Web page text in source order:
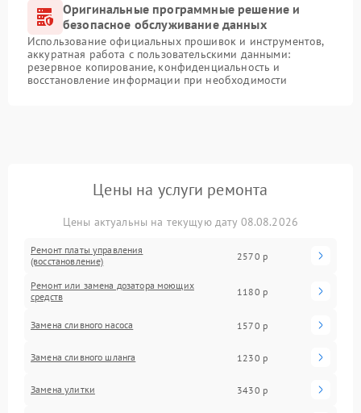
Оригинальные программные решение и
безопасное обслуживание данных
Использование официальных прошивок и инструментов,
аккуратная работа с пользовательскими данными:
резервное копирование, конфиденциальность и
восстановление информации при необходимости
Цены на услуги ремонта
Цены актуальны на текущую дату 08.08.2026
Ремонт платы управления
(восстановление)
2570 р
Ремонт или замена дозатора моющих
средств
1180 р
Замена сливного насоса 1570 р
Замена сливного шланга 1230 р
Замена улитки 3430 р